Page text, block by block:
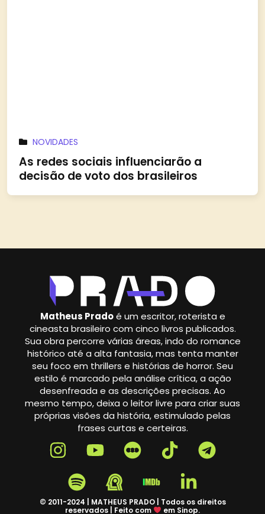
NOVIDADES
As redes sociais influenciarão a
decisão de voto dos brasileiros
Matheus Pradoé um escritor, roterista e
cineasta brasileiro com cinco livros publicados.
Sua obra percorre várias áreas, indo do romance
histórico até a alta fantasia, mas tenta manter
seu foco em thrillers e histórias de horror. Seu
estilo é marcado pela análise crítica, a ação
desenfreada e as descrições precisas. Ao
mesmo tempo, deixa o leitor livre para criar suas
próprias visões da história, estimulado pelas
frases curtas e certeiras.
© 2011-2024 | MATHEUS PRADO | Todos os direitos
reservados | Feito com
em Sinop.